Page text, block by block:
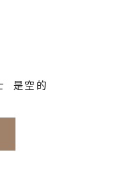
是空的